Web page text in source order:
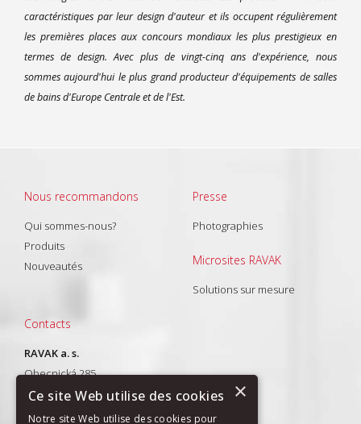
caractéristiques par leur design d'auteur et ils occupent régulièrement
les premières places aux concours mondiaux les plus prestigieux en
termes de design. Avec plus de vingt-cinq ans d'expérience, nous
sommes aujourd'hui le plus grand producteur d'équipements de salles
de bains d'Europe Centrale et de l'Est.
Nous recommandons
Qui sommes-nous?
Produits
Nouveautés
Presse
Photographies
Microsites RAVAK
Solutions sur mesure
Contacts
RAVAK a. s.
Obecnická 285
261 01 Příbram I
T: +420 318 427 288
×
Ce site Web utilise des cookies
Notre site Web utilise des cookies pour